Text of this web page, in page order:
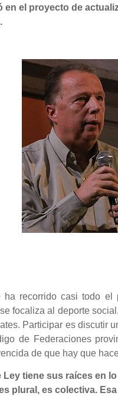
en el proyecto de
ha recorrido casi todo
focaliza al deporte
Participar es discutir
de Federaciones
de que hay que
tiene sus raíces en
plural, es colectiva.